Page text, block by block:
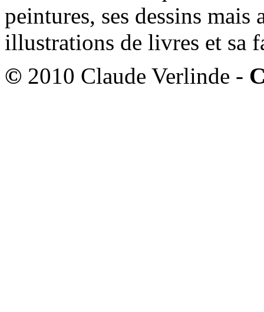
peintures, ses dessins mais
illustrations de livres et sa
© 2010 Claude Verlinde -